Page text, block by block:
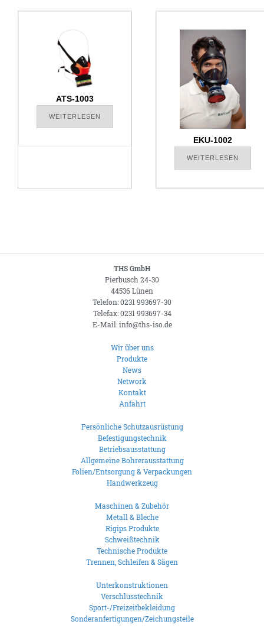
ATS-1003
WEITERLESEN
EKU-1002
WEITERLESEN
THS GmbH
Pierbusch 24-30
44536 Lünen
Telefon: 0231 993697-30
Telefax: 0231 993697-34
E-Mail: info@ths-iso.de
Wir über uns
Produkte
News
Network
Kontakt
Anfahrt
Persönliche Schutzausrüstung
Befestigungstechnik
Betriebsausstattung
Allgemeine Bohrerausstattung
Folien/Entsorgung & Verpackungen
Handwerkzeug
Maschinen & Zubehör
Metall & Bleche
Rigips Produkte
Schweißtechnik
Technische Produkte
Trennen, Schleifen & Sägen
Unterkonstruktionen
Verschlusstechnik
Sport-/Freizeitbekleidung
Sonderanfertigungen/Zeichungsteile